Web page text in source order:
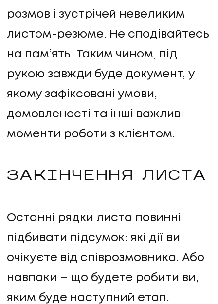
розмов і зустрічей невеликим
листом-резюме. Не сподівайтесь
на пам’ять. Таким чином, під
рукою завжди буде документ, у
якому зафіксовані умови,
домовленості та інші важливі
моменти роботи з клієнтом.
ЗАКІНЧЕННЯ ЛИСТА
Останні рядки листа повинні
підбивати підсумок: які дії ви
очікуєте від співрозмовника. Або
навпаки – що будете робити ви,
яким буде наступний етап.